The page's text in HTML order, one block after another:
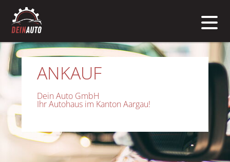
ANKAUF
Dein Auto GmbH
Ihr Autohaus im Kanton Aargau!